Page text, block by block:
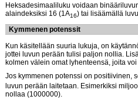
Heksadesimaaliluku voidaan
alaindeksiksi 16 (1A16) tai lisäämällä
Kymmenen potenssit
Kun käsitellään suuria lukuja, on
jottei luvun perään tulisi paljon nollia.
kolmen välein omat lyhenteensä, joita
Jos kymmenen potenssi on positiivinen,
luvun perään laitetaan. Esimerkiksi
nollaa (1000000).